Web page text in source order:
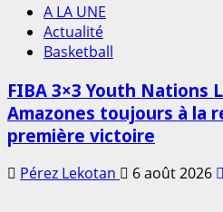
A LA UNE
Actualité
Basketball
FIBA 3×3 Youth Nations
Amazones toujours à la
première victoire
Pérez Lekotan 6 août 2026